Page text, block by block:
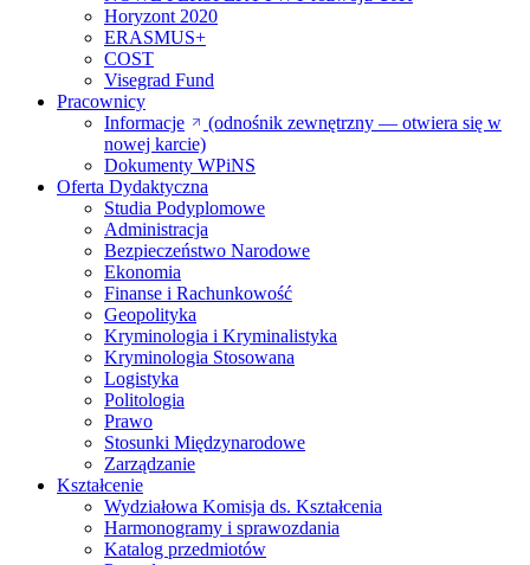
Horyzont 2020
ERASMUS+
COST
Visegrad Fund
Pracownicy
Informacje
(odnośnik zewnętrzny — otwiera się w
nowej karcie)
Dokumenty WPiNS
Oferta Dydaktyczna
Studia Podyplomowe
Administracja
Bezpieczeństwo Narodowe
Ekonomia
Finanse i Rachunkowość
Geopolityka
Kryminologia i Kryminalistyka
Kryminologia Stosowana
Logistyka
Politologia
Prawo
Stosunki Międzynarodowe
Zarządzanie
Kształcenie
Wydziałowa Komisja ds. Kształcenia
Harmonogramy i sprawozdania
Katalog przedmiotów